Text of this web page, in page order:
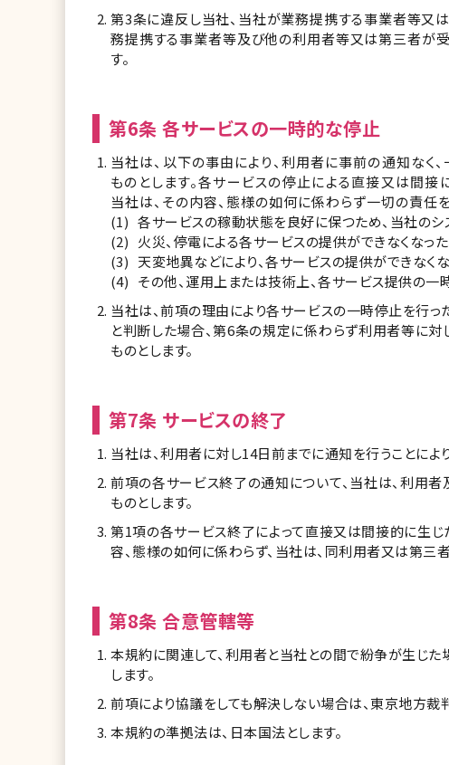
第3条に違反し当社、当社が業務提携する事業者等又
務提携する事業者等及び他の利用者等又は第三者が
す。
第6条 各サービスの一時的な停止
当社は、以下の事由により、利用者に事前の通知なく
ものとします。各サービスの停止による直接又は間
当社は、その内容、態様の如何に係わらず一切の責任
各サービスの稼動状態を良好に保つため、当社のシ
火災、停電による各サービスの提供ができなくなった
天変地異などにより、各サービスの提供ができなくな
その他、運用上または技術上、各サービス提供の一
当社は、前項の理由により各サービスの一時停止を行
と判断した場合、第6条の規定に係わらず利用者等に
ものとします。
第7条 サービスの終了
当社は、利用者に対し14日前までに通知を行うことによ
前項の各サービス終了の通知について、当社は、利用
ものとします。
第1項の各サービス終了によって直接又は間接的に生
容、態様の如何に係わらず、当社は、同利用者又は第三
第8条 合意管轄等
本規約に関連して、利用者と当社との間で紛争が生じた
します。
前項により協議をしても解決しない場合は、東京地方裁
本規約の準拠法は、日本国法とします。